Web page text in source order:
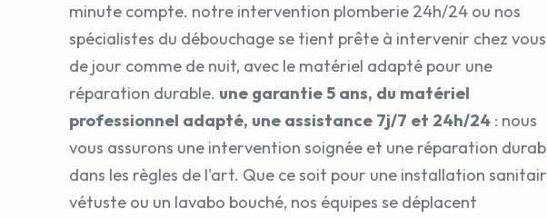
minute compte. notre intervention plomberie 24h/24 ou nos
spécialistes du débouchage se tient prête à intervenir chez
de jour comme de nuit, avec le matériel adapté pour une
réparation durable. une garantie 5 ans, du matériel
professionnel adapté, une assistance 7j/7 et 24h/24 : nous
vous assurons une intervention soignée et une réparation
dans les règles de l'art. Que ce soit pour une installation
vétuste ou un lavabo bouché, nos équipes se déplacent